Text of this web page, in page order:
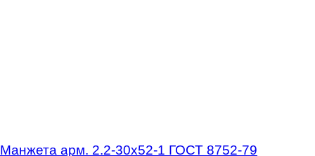
Манжета арм. 2.2-30х52-1 ГОСТ 8752-79